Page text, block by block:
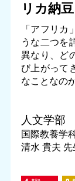
リカ納
「アフリ
うな二つを
異なり、ど
び上がって
なことなの
人文学部
国際教養学
清水 貴夫 先